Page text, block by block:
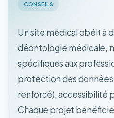
CONSEILS
Un site médical obéit à
déontologie médicale,
spécifiques aux
protection des données
renforcé), accessibilité
Chaque projet